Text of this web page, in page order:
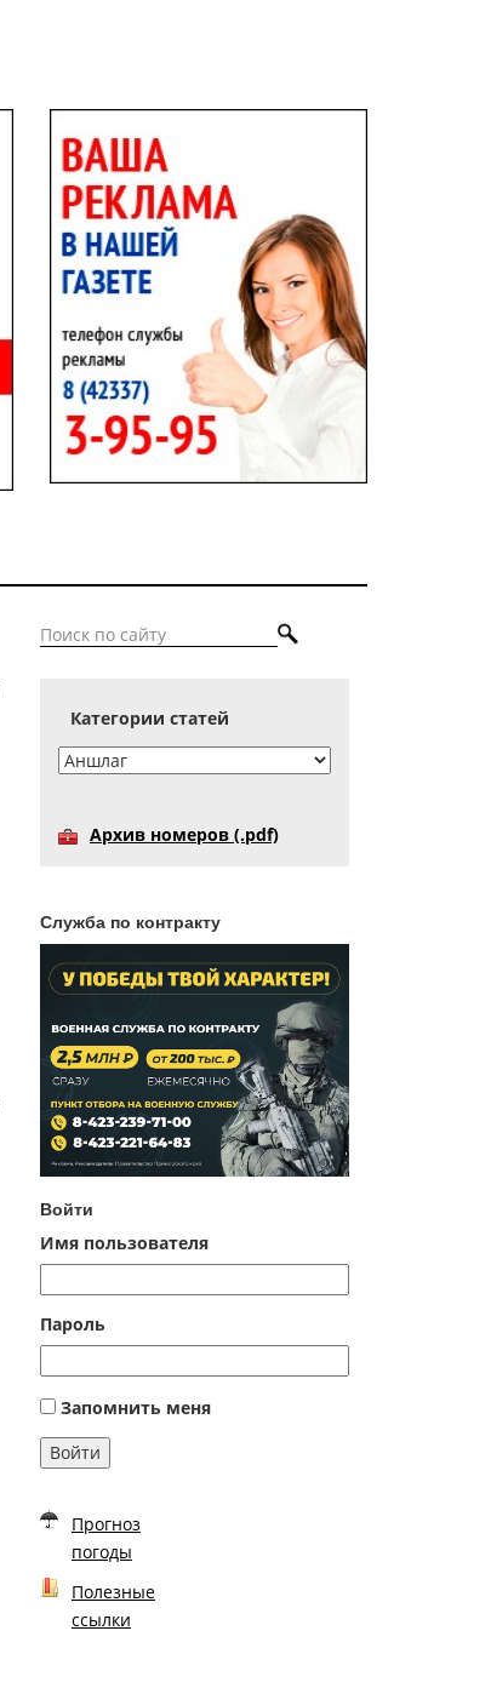
Категории статей
Архив номеров (.pdf)
Служба по контракту
Войти
Имя пользователя
Пароль
Запомнить меня
Войти
Прогноз
погоды
Полезные
ссылки